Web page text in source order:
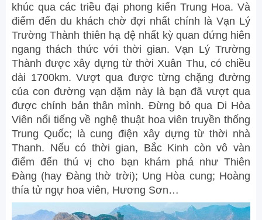
khúc qua các triều đại phong kiến Trung Hoa. Và
điểm đến du khách chờ đợi nhất chính là Vạn Lý
Trường Thành thiên hạ đệ nhất kỳ quan đứng hiên
ngang thách thức với thời gian. Vạn Lý Trường
Thành được xây dựng từ thời Xuân Thu, có chiều
dài 1700km. Vượt qua được từng chặng đường
của con đường vạn dặm này là bạn đã vượt qua
được chính bản thân mình. Đừng bỏ qua Di Hòa
Viên nổi tiếng về nghệ thuật hoa viên truyền thống
Trung Quốc; là cung điện xây dựng từ thời nhà
Thanh. Nếu có thời gian, Bắc Kinh còn vô vàn
điểm đến thú vị cho bạn khám phá như Thiên
Đàng (hay Đàng thờ trời); Ung Hòa cung; Hoàng
thía tử ngự hoa viên, Hương Sơn…